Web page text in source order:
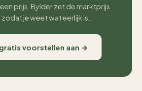
prijs. Bylder zet de marktprijs
je weet wat eerlijk is.
voorstellen aan →